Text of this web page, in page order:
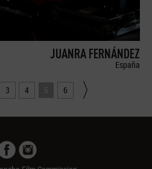
JUANRA FERNÁNDEZ
España
3 4 5 6